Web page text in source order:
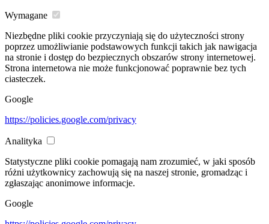
Wymagane
Niezbędne pliki cookie przyczyniają się do użyteczności strony
poprzez umożliwianie podstawowych funkcji takich jak nawigacja
na stronie i dostęp do bezpiecznych obszarów strony internetowej.
Strona internetowa nie może funkcjonować poprawnie bez tych
ciasteczek.
Google
https://policies.google.com/privacy
Analityka
Statystyczne pliki cookie pomagają nam zrozumieć, w jaki sposób
różni użytkownicy zachowują się na naszej stronie, gromadząc i
zgłaszając anonimowe informacje.
Google